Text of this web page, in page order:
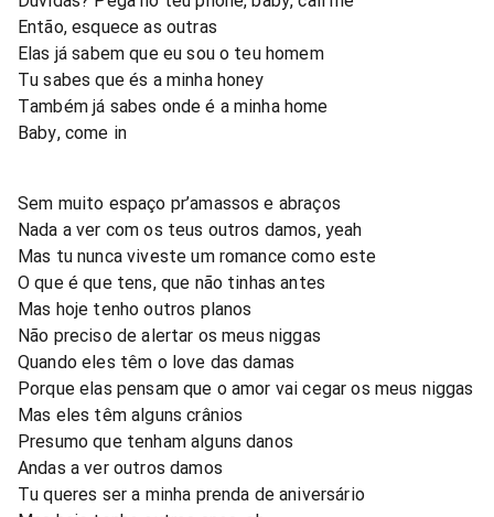
Então, esquece as outras
Elas já sabem que eu sou o teu homem
Tu sabes que és a minha honey
Também já sabes onde é a minha home
Baby, come in
Sem muito espaço pr’amassos e abraços
Nada a ver com os teus outros damos, yeah
Mas tu nunca viveste um romance como este
O que é que tens, que não tinhas antes
Mas hoje tenho outros planos
Não preciso de alertar os meus niggas
Quando eles têm o love das damas
Porque elas pensam que o amor vai cegar os meus niggas
Mas eles têm alguns crânios
Presumo que tenham alguns danos
Andas a ver outros damos
Tu queres ser a minha prenda de aniversário